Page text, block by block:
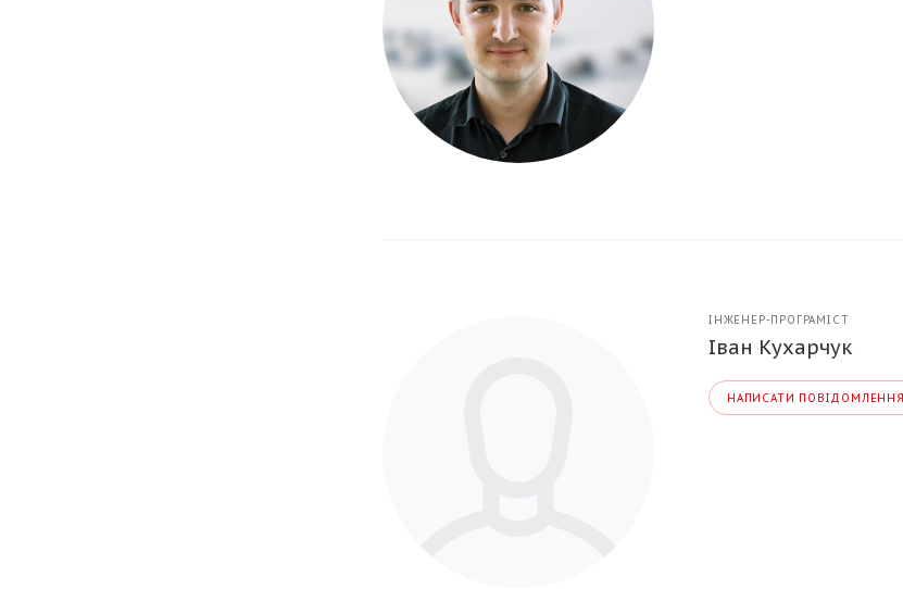
ІНЖЕНЕР-ПРОГРАМІСТ
Іван Кухарчук
НАПИСАТИ ПОВІДОМЛЕННЯ